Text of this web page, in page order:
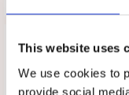
This website uses
We use cookies to
provide social